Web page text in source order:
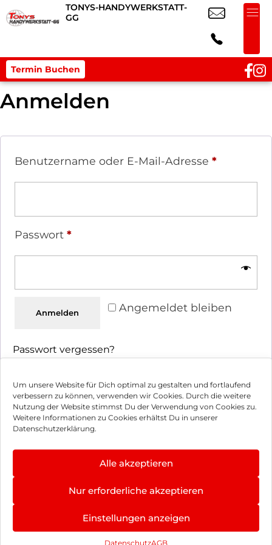
Um unsere Website für Dich optimal zu gestalten und fortlaufend
verbessern zu können, verwenden wir Cookies. Durch die weitere
Nutzung der Website stimmst Du der Verwendung von Cookies zu.
Weitere Informationen zu Cookies erhältst Du in unserer
Datenschutzerklärung.
Alle akzeptieren
Nur erforderliche akzeptieren
Einstellungen anzeigen
DatenschutzAGB
TONYS-HANDYWERKSTATT-
GG
Termin Buchen
Anmelden
Benutzername oder E-Mail-Adresse *
Passwort *
Angemeldet bleiben
Anmelden
Passwort vergessen?
Impressum
Hinweis zur Batterieentsorgung
Newsletter